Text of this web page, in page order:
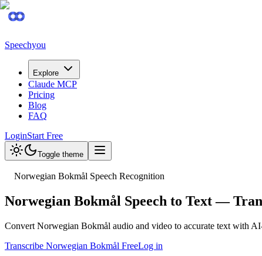
Speechyou
Explore
Claude MCP
Pricing
Blog
FAQ
LoginStart Free
Toggle theme
Norwegian Bokmål Speech Recognition
Norwegian Bokmål Speech to Text —
Convert Norwegian Bokmål audio and video to accurate text with
Transcribe Norwegian Bokmål FreeLog in